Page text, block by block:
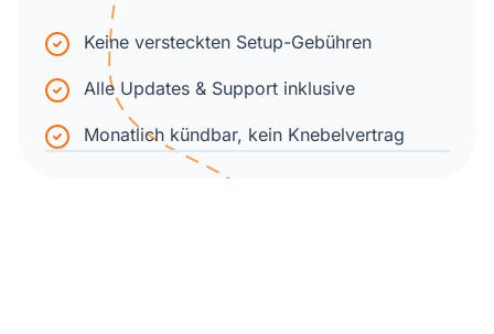
Keine versteckten Setup-Gebühren
Alle Updates & Support inklusive
Monatlich kündbar, kein Knebelvertrag